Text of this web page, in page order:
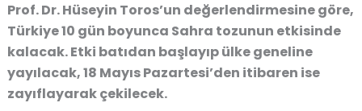
Prof. Dr. Hüseyin Toros’un değerlendirmesine göre,
Türkiye 10 gün boyunca Sahra tozunun etkisinde
kalacak. Etki batıdan başlayıp ülke geneline
yayılacak, 18 Mayıs Pazartesi’den itibaren ise
zayıflayarak çekilecek.